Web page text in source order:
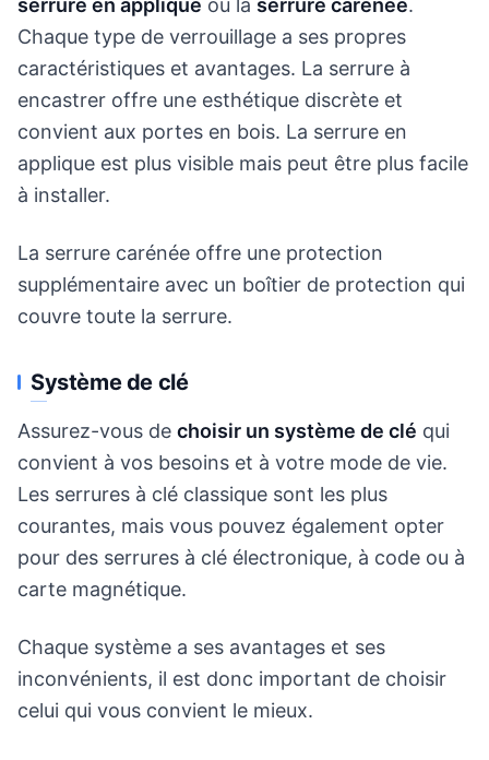
serrure en applique ou la serrure carénée.
Chaque type de verrouillage a ses propres
caractéristiques et avantages. La serrure à
encastrer offre une esthétique discrète et
convient aux portes en bois. La serrure en
applique est plus visible mais peut être plus facile
à installer.
La serrure carénée offre une protection
supplémentaire avec un boîtier de protection qui
couvre toute la serrure.
Système de clé
Assurez-vous de choisir un système de clé qui
convient à vos besoins et à votre mode de vie.
Les serrures à clé classique sont les plus
courantes, mais vous pouvez également opter
pour des serrures à clé électronique, à code ou à
carte magnétique.
Chaque système a ses avantages et ses
inconvénients, il est donc important de choisir
celui qui vous convient le mieux.